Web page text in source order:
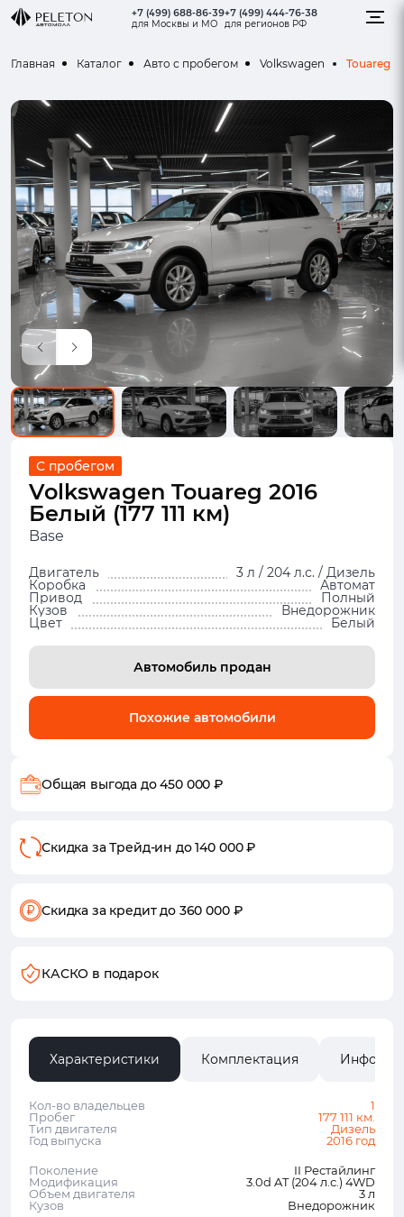
+7 (499) 688-86-39
для Москвы и МО
+7 (499) 444-76-38
для регионов РФ
Главная Каталог Авто с пробегом Volkswagen Touareg
С пробегом
Volkswagen Touareg 2016
Белый (177 111 км)
Base
Двигатель 3 л / 204 л.с. / Дизель
Коробка Автомат
Привод Полный
Кузов Внедорожник
Цвет Белый
Автомобиль продан
Похожие автомобили
Общая выгода до 450 000 ₽
Скидка за Трейд-ин до 140 000 ₽
Скидка за кредитдо 360 000 ₽
КАСКО в подарок
Характеристики Комплектация
Кол-во владельцев
1
Пробег
177 111 км.
Тип двигателя
Дизель
Год выпуска
2016 год
Поколение
II Рестайлинг
Модификация
3.0d AT (204 л.с.) 4WD
Объем двигателя
3 л
Кузов
Внедорожник